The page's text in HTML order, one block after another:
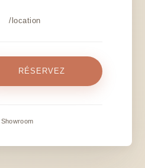
/location
RÉSERVEZ
Showroom